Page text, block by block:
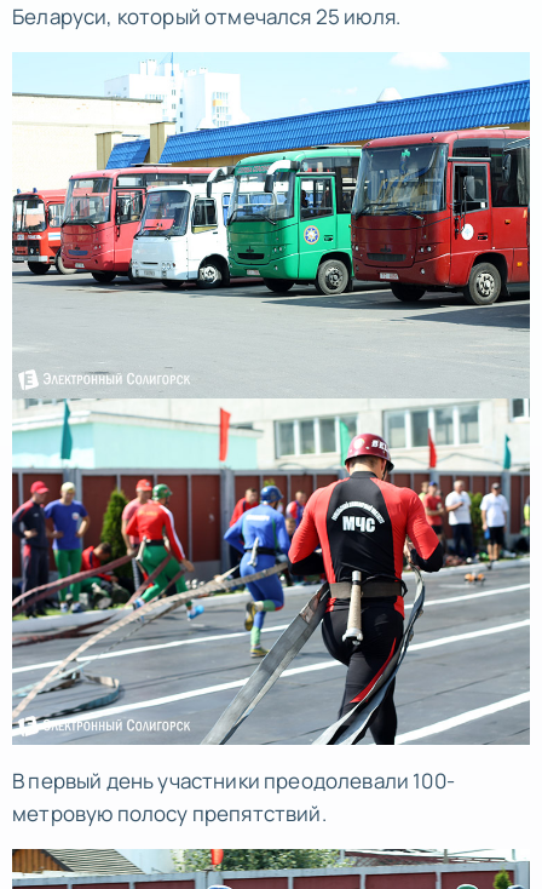
Беларуси, который отмечался 25 июля.
В первый день участники преодолевали 100-
метровую полосу препятствий.